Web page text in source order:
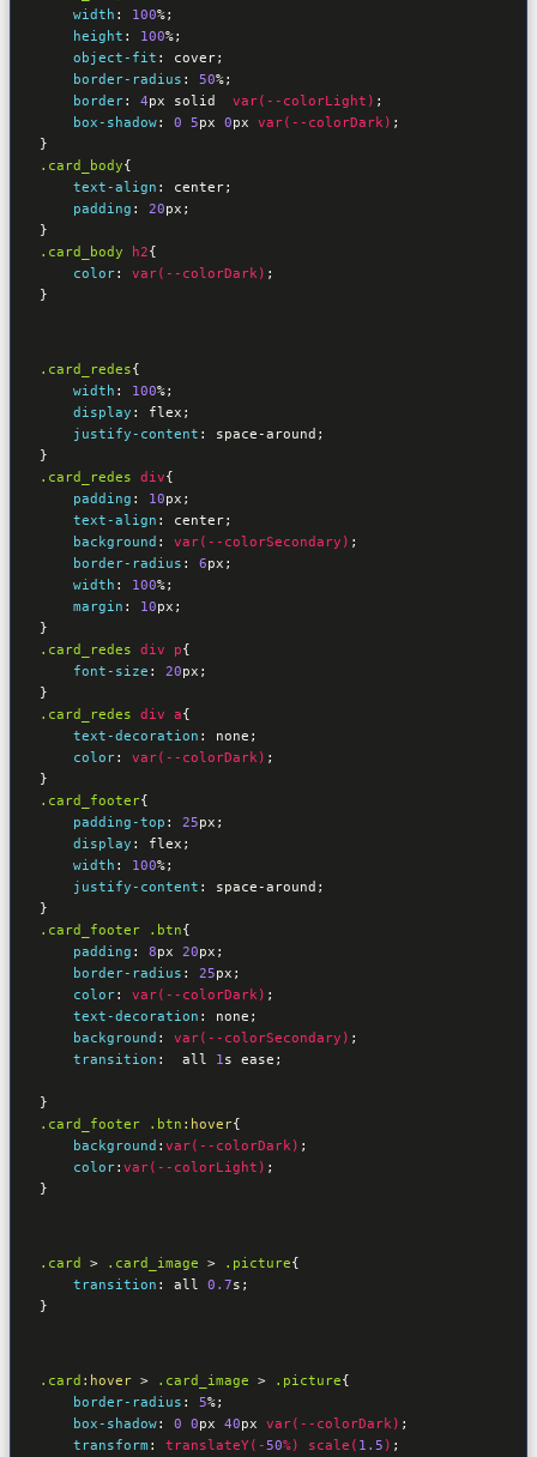
width : 100%;
height : 100%;
object-fit : cover;
border-radius : 50%;
border: 4px solid var(--colorLight) ;
box-shadow: 0 5px 0px var(--colorDark)
}
.card_body{
text-align : center;
padding : 20px
}
.card_body
h2{
color: var(--colorDark)
}
.card_redes{
width : 100%;
display : flex ;
justify-content : space-around
}
.card_redes div{
padding : 10px ;
text-align : center;
background : var(--colorSecondary) ;
border-radius : 6px ;
width : 100%;
margin : 10px
}
.card_redes div p{
font-size : 20px
}
.card_redes div a{
text-decoration : none ;
color: var(--colorDark)
}
.card_footer{
padding-top : 25px ;
display : flex ;
width : 100%;
justify-content : space-around
}
.card_footer
.btn{
padding : 8px 20px ;
border-radius : 25px ;
color: var(--colorDark) ;
text-decoration : none ;
background : var(--colorSecondary) ;
transition :
  all
1s ease ;
}
.card_footer
.btn :hover{
background : var(--colorDark) ;
color: var(--colorLight)
}
.card > .card_image > .picture{
transition : all 0.7s
}
.card :hover > .card_image > .picture{
border-radius : 5%;
box-shadow: 0 0px 40px var(--colorDark) ;
transform : translateY(-50%) scale( 1.5 )